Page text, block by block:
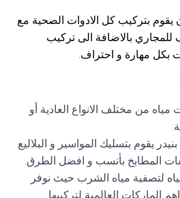
بتركيب كل الادوات الصحية مع
للمجاري بالاضافة الى تركيب
بكل مهارة و احتراف.
من مختلف الانواع العادية أو
يقوم بتسليك المواسير و البلاليع
المطابخ بأنسب و افضل الطرق.
لتصفية مياه الشرب حيث نوفر
الماركات العالمية لتركيبها.